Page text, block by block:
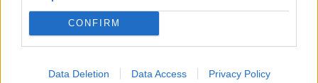
CONFIRM
Data Deletion Data Access Privacy Policy